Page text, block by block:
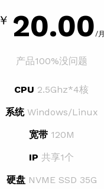
￥ 20.00/月
产品100%没问题
CPU 2.5Ghz*4核
系统Windows/Linux
宽带120M
IP 共享1个
硬盘NVME SSD 35G